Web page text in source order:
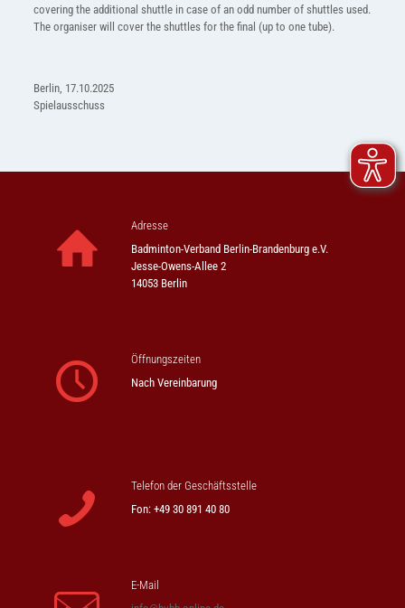
covering the additional shuttle in case of an odd number of shuttles used.
The organiser will cover the shuttles for the final (up to one tube).
Berlin, 17.10.2025
Spielausschuss
Adresse
Badminton-Verband Berlin-Brandenburg e.V.
Jesse-Owens-Allee 2
14053 Berlin
Öffnungszeiten
Nach Vereinbarung
Telefon der Geschäftsstelle
Fon: +49 30 891 40 80
E-Mail